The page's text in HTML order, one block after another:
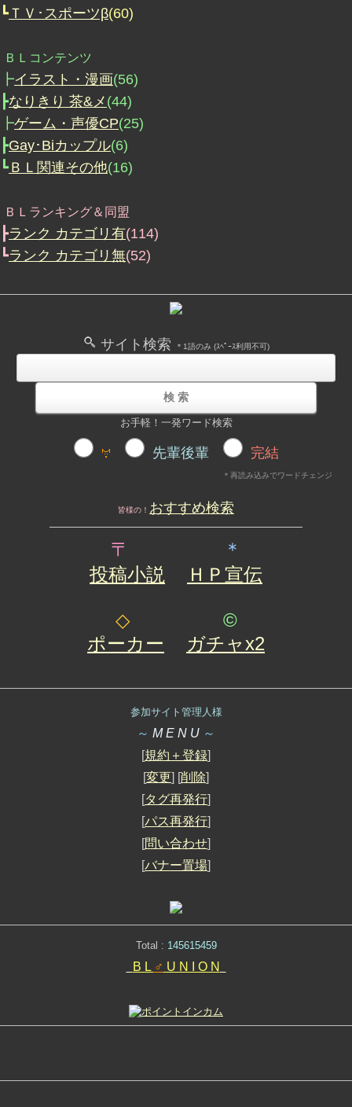
┗ ＴＶ･スポーツβ(60)
ＢＬコンテンツ
┣イラスト・漫画(56)
┣なりきり 茶&メ (44)
┣ゲーム・声優CP(25)
┣Gay･Biカップル(6)
┗ ＢＬ関連その他(16)
ＢＬランキング＆同盟
┣ランク カテゴリ有(114)
┗ランク カテゴリ無(52)
サイト検索 ＊1語のみ (ｽﾍﾟｰｽ利用不可)
お手軽！一発ワード検索
先輩後輩 完結
＊再読み込みでワードチェンジ
皆様の！ おすすめ検索
〒
＊
投稿小説
ＨＰ宣伝
◇
©
ポーカー
ガチャx2
参加サイト管理人様
～ M E N U ～
[規約＋登録]
[変更] [削除]
[タグ再発行]
[パス再発行]
[問い合わせ]
[バナー置場]
Total : 145615459
B L ♂ U N I O N